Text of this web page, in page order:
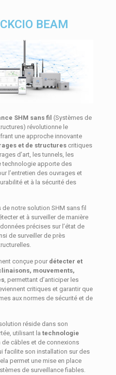
BEAM
SHM sans fil (Systèmes de
révolutionne le
une approche innovante
et de structurescritiques
d’art, les tunnels, les
technologie apporte des
l’entretien des ouvrages et
et à la sécurité des
de notre solution SHM sans fil
et à surveiller de manière
précises sur l’état de
de surveiller de près
conçue pour détecter et
mouvements,
, permettant d’anticiper les
critiques et garantir que
aux normes de sécurité et de
réside dans son
utilisant la technologie
de câbles et de connexions
facilite son installation sur des
permet une mise en place
de surveillance fiables.